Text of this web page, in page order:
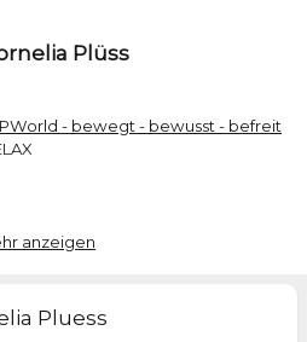
Plüss
- bewegt - bewusst - befreit
32
anzeigen
Pluess